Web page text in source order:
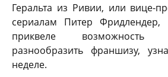
Геральта из Ривии, или вице-
сериалам Питер
приквеле
разнообразить франшизу,
неделе.